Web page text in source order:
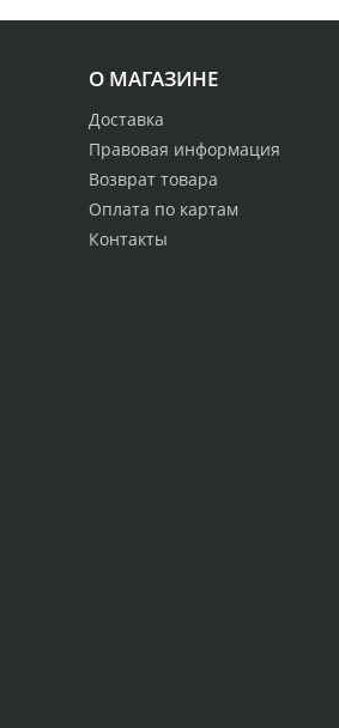
О МАГАЗИНЕ
Доставка
Правовая информация
Возврат товара
Оплата по картам
Контакты